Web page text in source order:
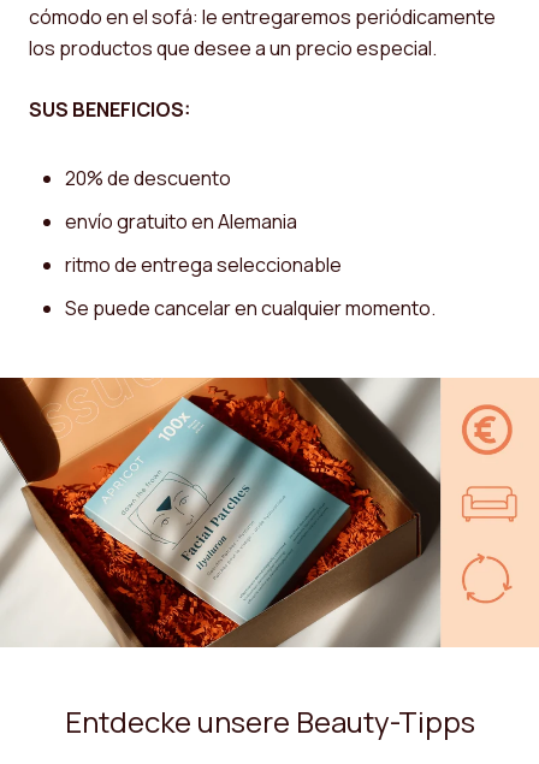
cómodo en el sofá: le entregaremos periódicamente
los productos que desee a un precio especial.
SUS BENEFICIOS:
20% de descuento
envío gratuito en Alemania
ritmo de entrega seleccionable
Se puede cancelar en cualquier momento.
Entdecke unsere Beauty-Tipps